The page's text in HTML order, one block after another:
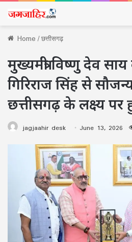
Home/छत्तीसगढ़
मुख्यमंत्री विष्णु देव साय
गिरिराज सिंह से
छत्तीसगढ़ के लक्ष्य पर
jagjaahir desk June 13, 2026